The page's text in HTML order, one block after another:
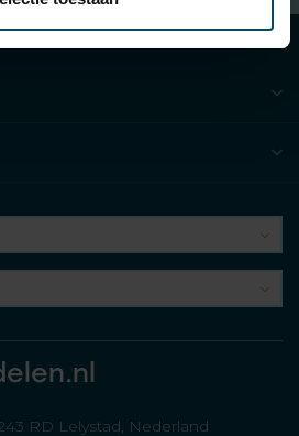
RD Lelystad, Nederland